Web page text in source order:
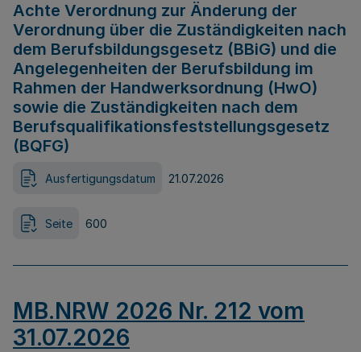
Achte Verordnung zur Änderung der
Verordnung über die Zuständigkeiten nach
dem Berufsbildungsgesetz (BBiG) und die
Angelegenheiten der Berufsbildung im
Rahmen der Handwerksordnung (HwO)
sowie die Zuständigkeiten nach dem
Berufsqualifikationsfeststellungsgesetz
(BQFG)
Ausfertigungsdatum 21.07.2026
Seite 600
MB.NRW 2026 Nr. 212 vom
31.07.2026